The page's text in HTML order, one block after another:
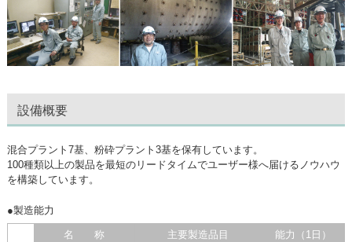
設備概要
混合プラント7基、粉砕プラント3基を保有しています。
100種類以上の製品を最短のリードタイムでユーザー様へ届けるノウハウ
を構築しています。
●製造能力
名 称 主要製造品目 能力（1日）